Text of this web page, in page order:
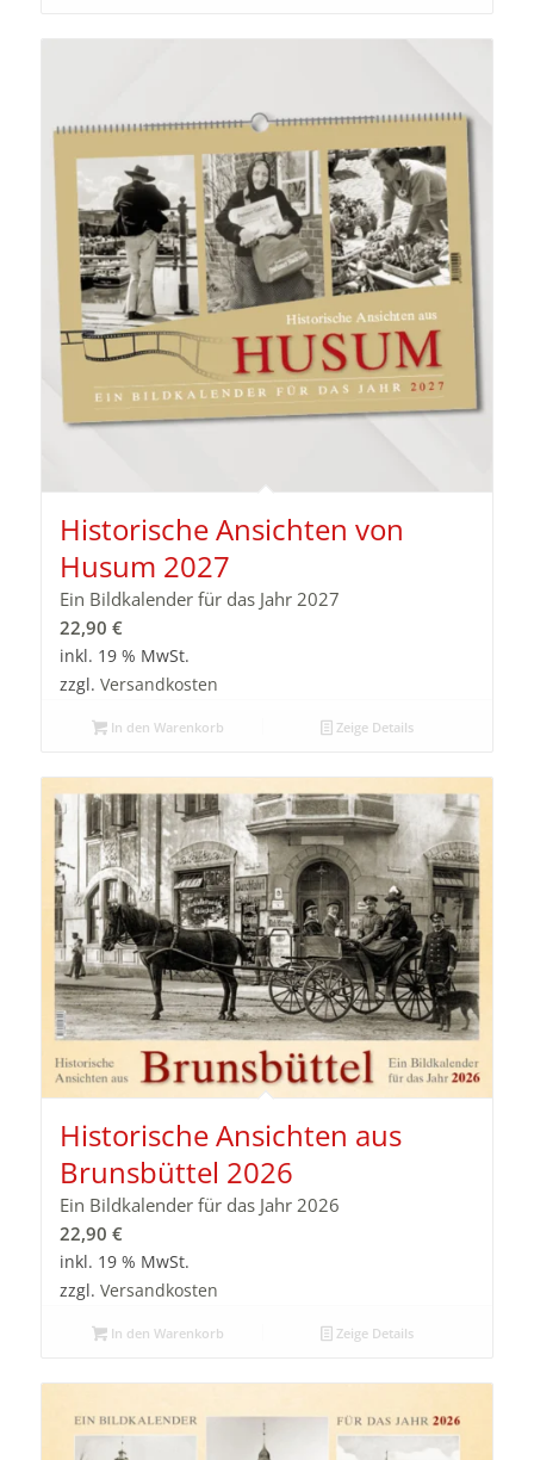
Historische Ansichten von
Husum 2027
Ein Bildkalender für das Jahr 2027
22,90 €
inkl. 19 % MwSt.
zzgl. Versandkosten
In den Warenkorb Zeige Details
Historische Ansichten aus
Brunsbüttel 2026
Ein Bildkalender für das Jahr 2026
22,90 €
inkl. 19 % MwSt.
zzgl. Versandkosten
In den Warenkorb Zeige Details